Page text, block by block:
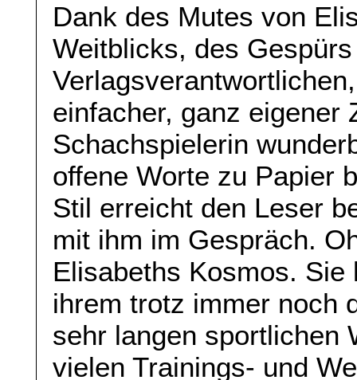
Dank des Mutes von
Weitblicks, des
einfacher, ganz eigener
Schachspielerin
offene Worte zu Papier
Stil erreicht den Leser
mit ihm im Gespräch.
Elisabeths Kosmos.
ihrem trotz immer noch
sehr langen sportlichen
vielen Trainings- und